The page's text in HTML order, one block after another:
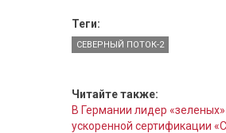
Теги:
СЕВЕРНЫЙ ПОТОК-2
Читайте также:
В Германии лидер
ускоренной сертификации